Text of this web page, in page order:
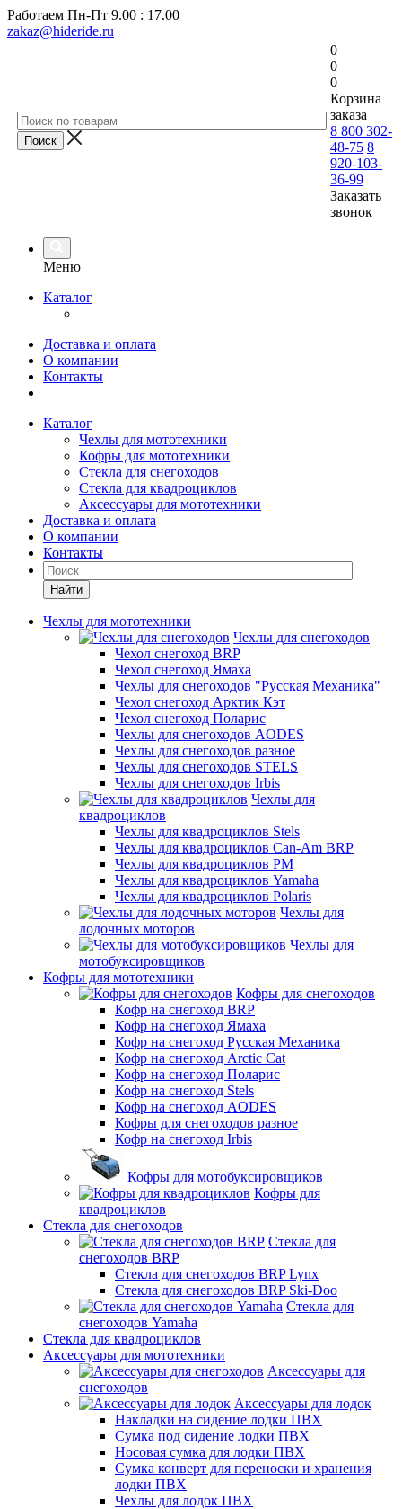
Работаем Пн-Пт 9.00 : 17.00
zakaz@hideride.ru
0
0
0
Корзина
заказа
8 800 302-
48-75 8
920-103-
36-99
Заказать
звонок
Меню
Каталог
Доставка и оплата
О компании
Контакты
Каталог
Чехлы для мототехники
Кофры для мототехники
Стекла для снегоходов
Стекла для квадроциклов
Аксессуары для мототехники
Доставка и оплата
О компании
Контакты
Найти
Чехлы для мототехники
Чехлы для снегоходов
Чехол снегоход BRP
Чехол снегоход Ямаха
Чехлы для снегоходов "Русская Механика"
Чехол снегоход Арктик Кэт
Чехол снегоход Поларис
Чехлы для снегоходов AODES
Чехлы для снегоходов разное
Чехлы для снегоходов STELS
Чехлы для снегоходов Irbis
Чехлы для
квадроциклов
Чехлы для квадроциклов Stels
Чехлы для квадроциклов Can-Am BRP
Чехлы для квадроциклов РМ
Чехлы для квадроциклов Yamaha
Чехлы для квадроциклов Polaris
Чехлы для
лодочных моторов
Чехлы для
мотобуксировщиков
Кофры для мототехники
Кофры для снегоходов
Кофр на снегоход BRP
Кофр на снегоход Ямаха
Кофр на снегоход Русская Механика
Кофр на снегоход Arctic Cat
Кофр на снегоход Поларис
Кофр на снегоход Stels
Кофр на снегоход AODES
Кофры для снегоходов разное
Кофр на снегоход Irbis
Кофры для мотобуксировщиков
Кофры для
квадроциклов
Стекла для снегоходов
Стекла для
снегоходов BRP
Стекла для снегоходов BRP Lynx
Стекла для снегоходов BRP Ski-Doo
Стекла для
снегоходов Yamaha
Стекла для квадроциклов
Аксессуары для мототехники
Аксессуары для
снегоходов
Аксессуары для лодок
Накладки на сидение лодки ПВХ
Сумка под сидение лодки ПВХ
Носовая сумка для лодки ПВХ
Сумка конверт для переноски и хранения
лодки ПВХ
Чехлы для лодок ПВХ